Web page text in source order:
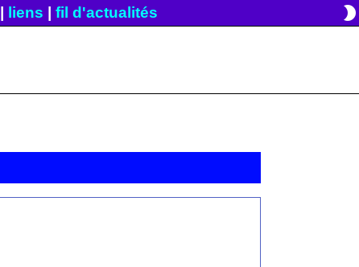
liens fil d'actualités brightness_2